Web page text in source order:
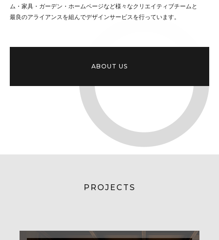
ム・家具・ガーデン・ホームページなど様々なクリエイティブチームと
最良のアライアンスを組んでデザインサービスを行っています。
ABOUT US
PROJECTS